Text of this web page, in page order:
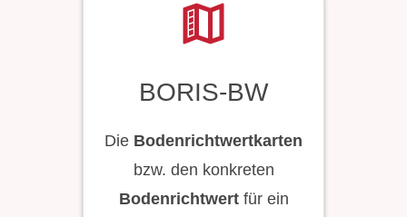
BORIS-BW
Die Bodenrichtwertkarten
bzw. den konkreten
Bodenrichtwert für ein